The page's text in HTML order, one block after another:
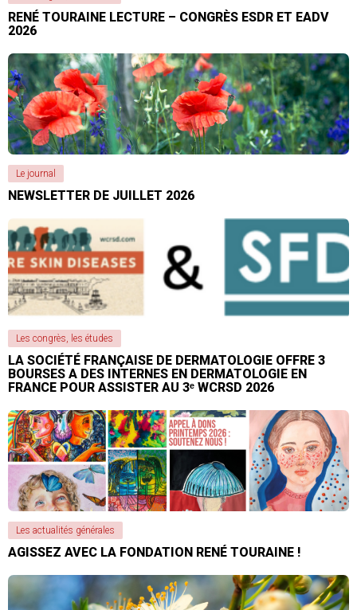
RENÉ TOURAINE LECTURE – CONGRÈS ESDR ET EADV
2026
Le journal
NEWSLETTER DE JUILLET 2026
Les congrès, les études
LA SOCIÉTÉ FRANÇAISE DE DERMATOLOGIE OFFRE 3
BOURSES A DES INTERNES EN DERMATOLOGIE EN
FRANCE POUR ASSISTER AU 3ᵉ WCRSD 2026
Les actualités générales
AGISSEZ AVEC LA FONDATION RENÉ TOURAINE !